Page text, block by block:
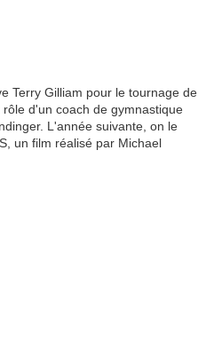
Terry Gilliam pour le tournage de
d'un coach de gymnastique
L'année suivante, on le
un film réalisé par Michael